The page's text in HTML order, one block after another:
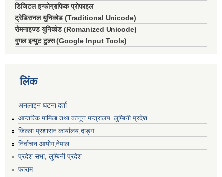
डिजिटल इन्फोग्राफिक प्रोफाइल
ट्रेडिसनल युनिकोड (Traditional Unicode)
रोमनाइज्ड युनिकोड (Romanized Unicode)
गुगल इन्पुट टुल्स (Google Input Tools)
लिंक
अनलाइन घटना दर्ता
आन्तरिक मामिला तथा कानून मन्त्रालय, लुम्बिनी प्रदेश
जिल्ला प्रशासन कार्यालय,दाङ्ग
निर्वाचन आयाेग,नेपाल
प्रदेश सभा, लुम्बिनी प्रदेश
फाराम